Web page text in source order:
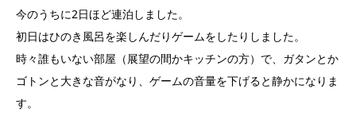
今のうちに2日ほど連泊しました。
初日はひのき風呂を楽しんだりゲームをしたりしました。
時々誰もいない部屋（展望の間かキッチンの方）で、ガタンとか
ゴトンと大きな音がなり、ゲームの音量を下げると静かになりま
す。